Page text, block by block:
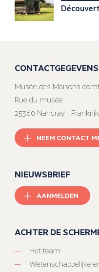
CONTACTGEGEVENS
Musée des Maisons
Rue du musée
25360 Nancray - Frankrijk
NEEM CONTACT
NIEUWSBRIEF
AANMELDEN
ACHTER DE
Het team
Wetenschappelijke